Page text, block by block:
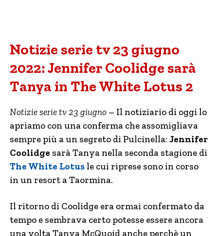
Notizie serie tv 23 giugno
2022: Jennifer Coolidge sarà
Tanya in The White Lotus 2
Notizie serie tv 23 giugno – Il notiziario di oggi lo
apriamo con una conferma che assomigliava
sempre più a un segreto di Pulcinella: Jennifer
Coolidge sarà Tanya nella seconda stagione di
The White Lotus le cui riprese sono in corso
in un resort a Taormina.
Il ritorno di Coolidge era ormai confermato da
tempo e sembrava certo potesse essere ancora
una volta Tanya McQuoid anche perchè un